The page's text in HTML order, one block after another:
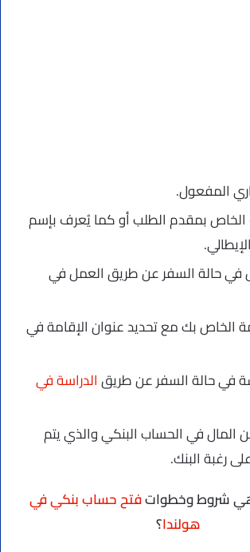
المفعول.
الخاص بمقدم الطلب أو كما يُعرف بإسم
في حالة السفر عن طريق العمل في
الخاص بك مع تحديد عنوان الإقامة في
في حالة السفر عن طريقالدراسة في
المال في الحساب البنكي والذي يتم
رغبة البنك.
هي شروط وخطواتفتح حساب بنكي في
هولندا؟